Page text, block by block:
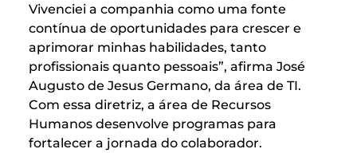
Vivenciei a companhia como uma fonte
contínua de oportunidades para crescer e
aprimorar minhas habilidades, tanto
profissionais quanto pessoais”, afirma José
Augusto de Jesus Germano, da área de TI.
Com essa diretriz, a área de Recursos
Humanos desenvolve programas para
fortalecer a jornada do colaborador.